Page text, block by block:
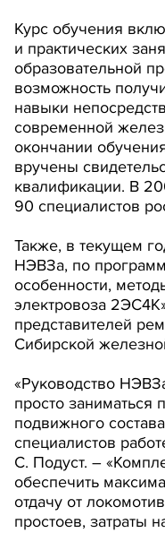
Курс обучения
и практических
образовательной
возможность
навыки
современной
окончании
вручены
квалификации. В
90 специалистов
Также, в текущем
НЭВЗа, по
особенности,
электровоза
представителей
Сибирской
«Руководство
просто заниматься
подвижного
специалистов
С. Подуст. –
обеспечить
отдачу от
простоев, затраты